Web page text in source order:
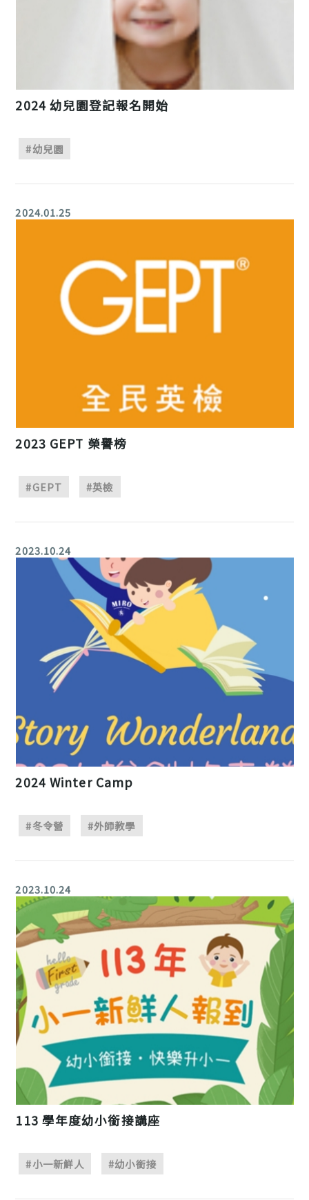
2024 幼兒園登記報名開始
#幼兒園
2024.01.25
2023 GEPT 榮譽榜
#GEPT #英檢
2023.10.24
2024 Winter Camp
#冬令營 #外師教學
2023.10.24
113 學年度幼小銜接講座
#小一新鮮人 #幼小銜接